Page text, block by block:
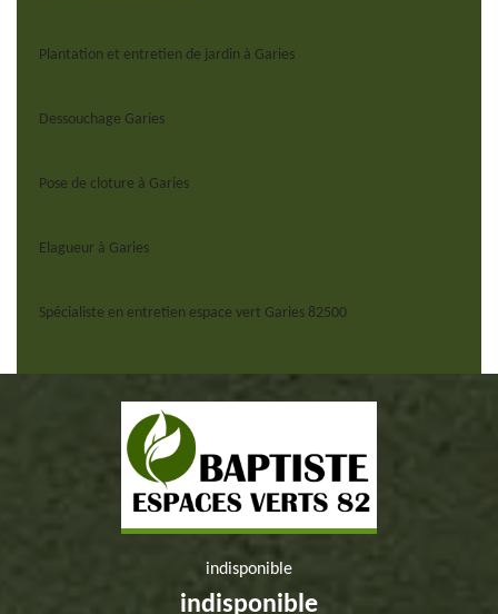
Plantation et entretien de jardin à Garies
Dessouchage Garies
Pose de cloture à Garies
Elagueur à Garies
Spécialiste en entretien espace vert Garies 82500
indisponible
indisponible